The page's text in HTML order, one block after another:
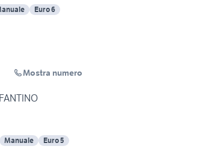
Euro 6
Mostra numero
Manuale Euro 5